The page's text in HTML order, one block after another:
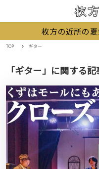
枚方の近所の
TOP ギター
「ギター」に関する